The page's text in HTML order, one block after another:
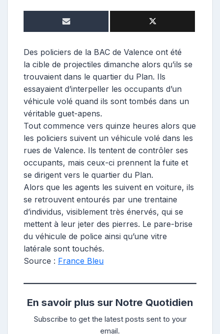
Des policiers de la BAC de Valence ont été
la cible de projectiles dimanche alors qu’ils se
trouvaient dans le quartier du Plan. Ils
essayaient d’interpeller les occupants d’un
véhicule volé quand ils sont tombés dans un
véritable guet-apens.
Tout commence vers quinze heures alors que
les policiers suivent un véhicule volé dans les
rues de Valence. Ils tentent de contrôler ses
occupants, mais ceux-ci prennent la fuite et
se dirigent vers le quartier du Plan.
Alors que les agents les suivent en voiture, ils
se retrouvent entourés par une trentaine
d’individus, visiblement très énervés, qui se
mettent à leur jeter des pierres. Le pare-brise
du véhicule de police ainsi qu’une vitre
latérale sont touchés.
Source : France Bleu
En savoir plus sur Notre Quotidien
Subscribe to get the latest posts sent to your
email.